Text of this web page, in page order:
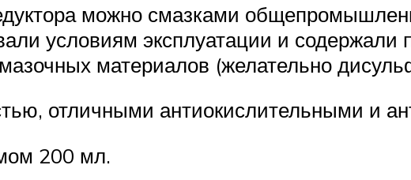
можно смазками
условиям эксплуатации и содержали
материалов (желательно
отличными антиокислительными и
200 мл.